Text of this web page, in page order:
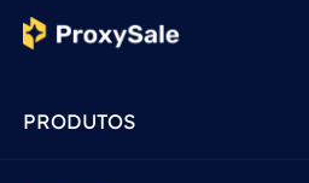
PRODUTOS